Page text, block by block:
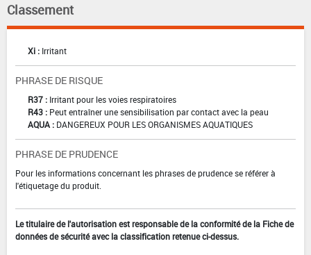
Classement
Xi : Irritant
PHRASE DE RISQUE
R37 : Irritant pour les voies respiratoires
R43 : Peut entraîner une sensibilisation par contact avec la peau
AQUA : DANGEREUX POUR LES ORGANISMES AQUATIQUES
PHRASE DE PRUDENCE
Pour les informations concernant les phrases de prudence se référer à
l'étiquetage du produit.
Le titulaire de l'autorisation est responsable de la conformité de la Fiche de
données de sécurité avec la classification retenue ci-dessus.